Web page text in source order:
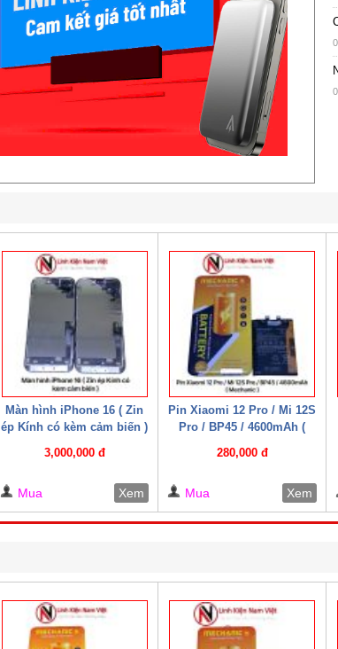
Màn hình iPhone 16 ( Zin
ép Kính có kèm cảm biến )
3,000,000 đ
Mua Xem
Pin Xiaomi 12 Pro / Mi 12S
Pro / BP45 / 4600mAh (
280,000 đ
Mua Xem